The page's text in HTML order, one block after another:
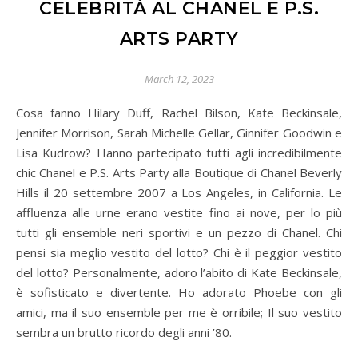
CELEBRITÀ AL CHANEL E P.S.
ARTS PARTY
March 12, 2023
Cosa fanno Hilary Duff, Rachel Bilson, Kate Beckinsale,
Jennifer Morrison, Sarah Michelle Gellar, Ginnifer Goodwin e
Lisa Kudrow? Hanno partecipato tutti agli incredibilmente
chic Chanel e P.S. Arts Party alla Boutique di Chanel Beverly
Hills il 20 settembre 2007 a Los Angeles, in California. Le
affluenza alle urne erano vestite fino ai nove, per lo più
tutti gli ensemble neri sportivi e un pezzo di Chanel. Chi
pensi sia meglio vestito del lotto? Chi è il peggior vestito
del lotto? Personalmente, adoro l’abito di Kate Beckinsale,
è sofisticato e divertente. Ho adorato Phoebe con gli
amici, ma il suo ensemble per me è orribile; Il suo vestito
sembra un brutto ricordo degli anni ’80.